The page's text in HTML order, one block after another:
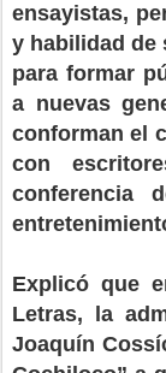
ensayistas,
y habilidad de
para formar
a nuevas
conforman el
con
conferencia
Explicó que
Letras, la
Joaquín